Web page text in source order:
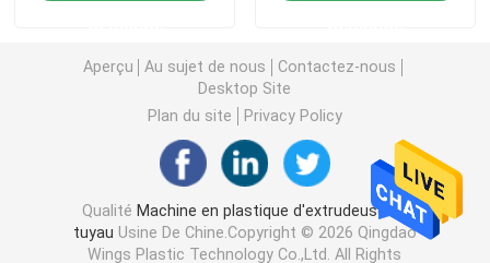
Machine d'extrusion de bande d'ANIMAL FAMILIER
Pp attachent la chaîne de production
Machine en plastique d'extrudeuse de feuille
Aperçu Au sujet de nous
Contactez-nous
Desktop Site
Plan du site
Privacy Policy
Qualité Machine en plastique d'extrudeuse de
tuyau Usine De Chine.Copyright © 2026 Qingdao
Wings Plastic Technology Co.,Ltd. All Rights